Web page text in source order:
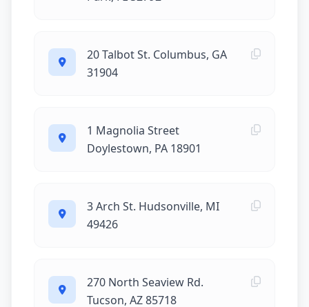
20 Talbot St. Columbus, GA
31904
1 Magnolia Street
Doylestown, PA 18901
3 Arch St. Hudsonville, MI
49426
270 North Seaview Rd.
Tucson, AZ 85718